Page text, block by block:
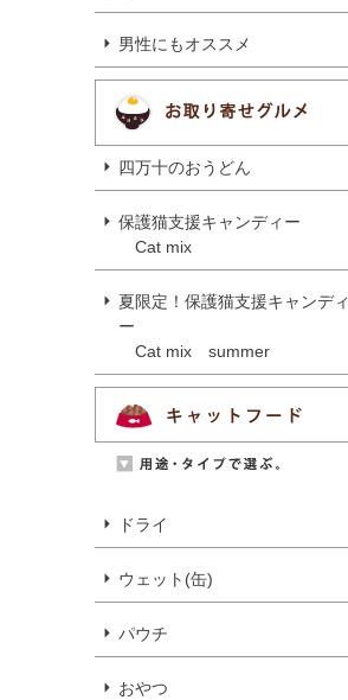
男性にもオススメ
四万十のおうどん
保護猫支援キャンディー
Cat mix
夏限定！保護猫支援キャンディ
ー
Cat mix summer
ドライ
ウェット(缶)
パウチ
おやつ